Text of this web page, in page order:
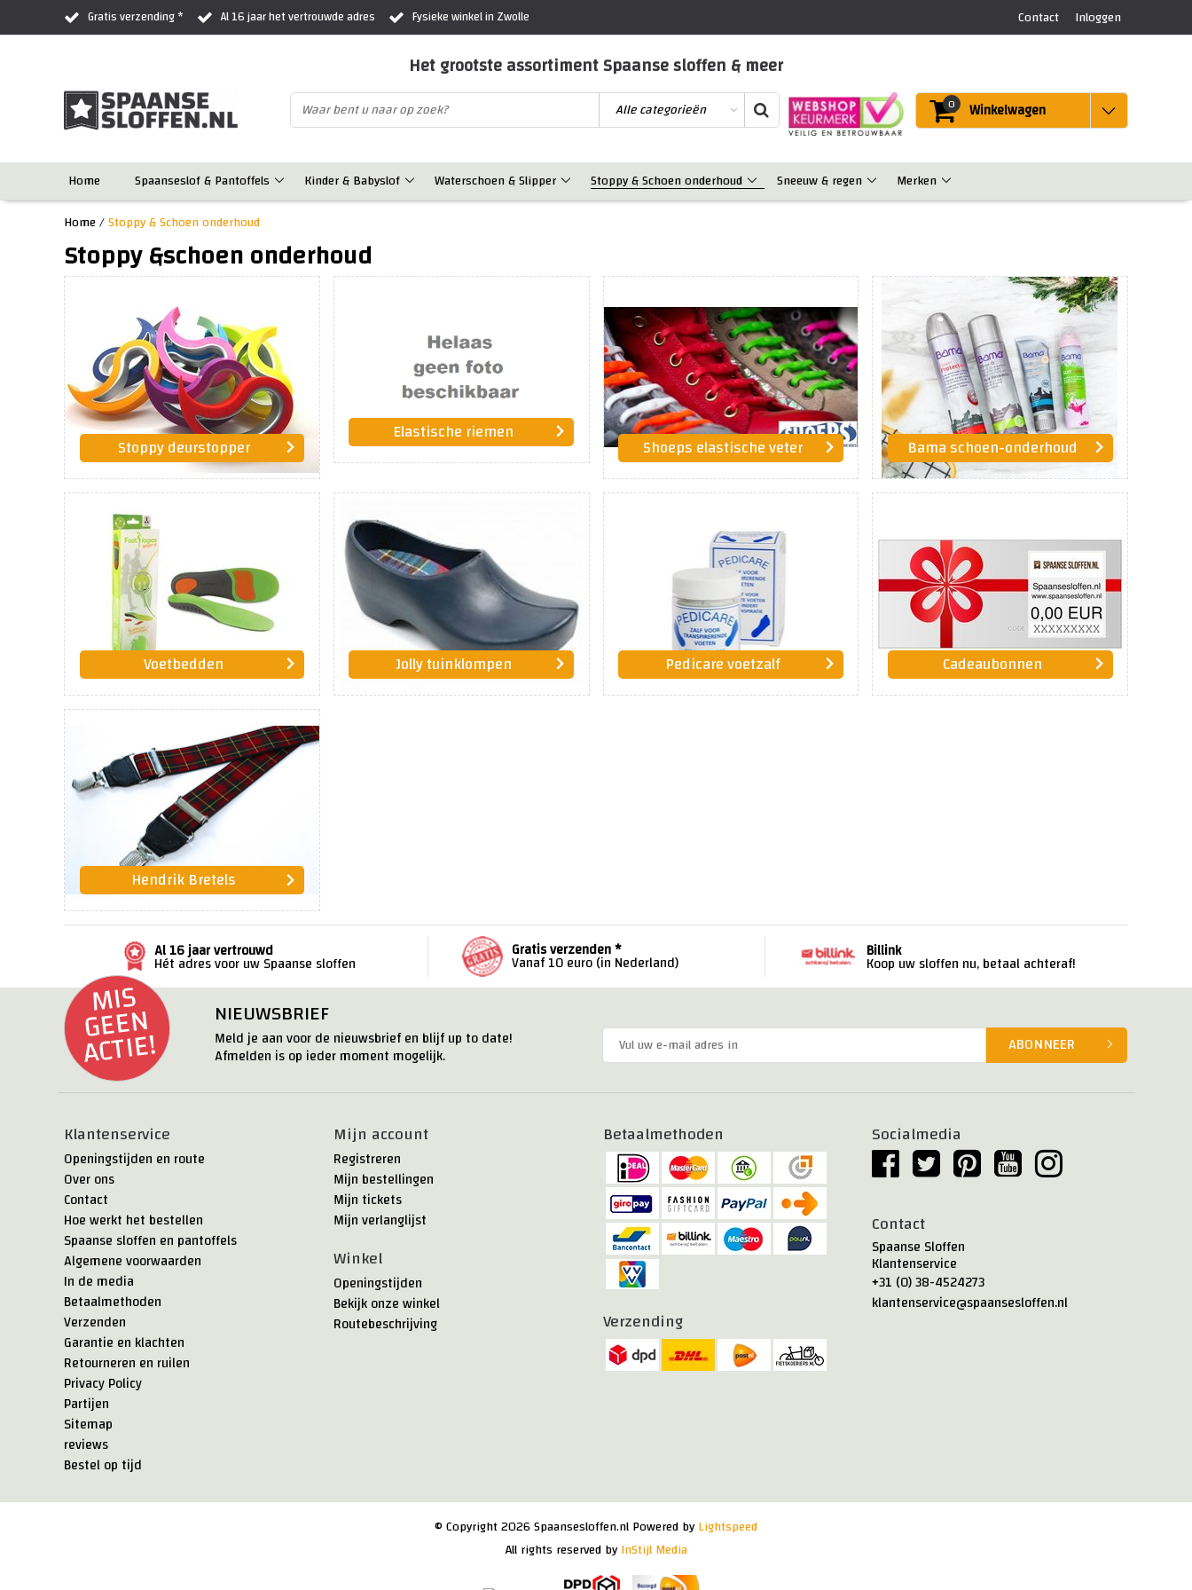
Gratis verzending * Al 16 jaar het vertrouwde adres Fysieke winkel in Zwolle Contact Inloggen
0 Winkelwagen
Home Spaanseslof & Pantoffels Kinder & Babyslof Waterschoen & Slipper Stoppy & Schoen onderhoud Sneeuw & regen Merken
Het grootste assortiment Spaanse sloffen & meer
Home/Stoppy & Schoen onderhoud
Stoppy &schoen onderhoud
Stoppy deurstopper
Elastische riemen
Shoeps elastische veter Bama schoen-onderhoud
Voetbedden Jolly tuinklompen Pedicare voetzalf Cadeaubonnen
Hendrik Bretels
Al 16 jaar vertrouwd
Hét adres voor uw Spaanse sloffen
Gratis verzenden *
Vanaf 10 euro (in Nederland)
Billink
Koop uw sloffen nu, betaal achteraf!
MI
S
G
E
E
N
ACTI
E!
NIEUWSBRIEF
Meld je aan voor de nieuwsbrief en blijf up to date!
Afmelden is op ieder moment mogelijk. ABONNEER
Klantenservice
Openingstijden en route
Over ons
Contact
Hoe werkt het bestellen
Spaanse sloffen en pantoffels
Algemene voorwaarden
In de media
Betaalmethoden
Verzenden
Garantie en klachten
Retourneren en ruilen
Privacy Policy
Partijen
Sitemap
reviews
Bestel op tijd
Mijn account
Registreren
Mijn bestellingen
Mijn tickets
Mijn verlanglijst
Winkel
Openingstijden
Bekijk onze winkel
Routebeschrijving
Betaalmethoden
Verzending
Socialmedia
Contact
Spaanse Sloffen
Klantenservice
+31 (0) 38-4524273
klantenservice@spaansesloffen.nl
© Copyright 2026 Spaansesloffen.nl Powered byLightspeed
All rights reserved byInStijl Media